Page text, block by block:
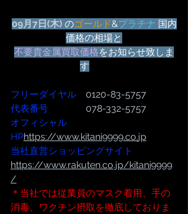
09月7日(木) のゴールド&プラチナ 国内
価格の相場と
不要貴金属買取価格をお知らせ致しま
す
フリーダイヤル 0120-83-5757
代表番号
              078-332-5757
オフィシャル
HPhttps://www.kitani9999.co.jp
当社直営ショッピングサイト
https://www.rakuten.co.jp/kitani9999
/
＊当社では従業員のマスク着用、手の
消毒、ワクチン摂取を徹底しておりま